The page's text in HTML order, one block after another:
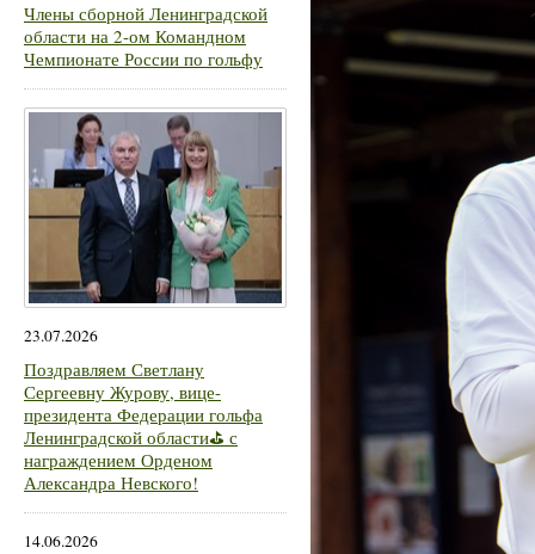
Члены сборной Ленинградской
области на 2-ом Командном
Чемпионате России по гольфу
23.07.2026
Поздравляем Светлану
Сергеевну Журову, вице-
президента Федерации гольфа
Ленинградской области⛳ с
награждением Орденом
Александра Невского!
14.06.2026